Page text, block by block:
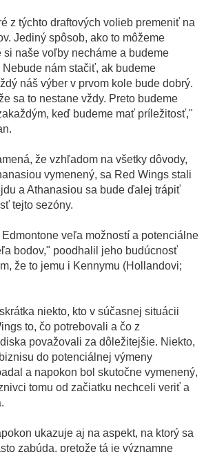
z týchto draftových volieb premeniť na
Jediný spôsob, ako to môžeme
si naše voľby necháme a budeme
nám stačiť, ak budeme
náš výber v prvom kole bude dobrý.
sa to nestane vždy. Preto budeme
keď budeme mať príležitosť,"
že vzhľadom na všetky dôvody,
vymenený, sa Red Wings stali
a Athanasiou sa bude ďalej trápiť
tejto sezóny.
veľa možností a potenciálne
bodov," poodhalil jeho budúcnosť
že to jemu i Kennymu (Hollandovi;
niekto, kto v súčasnej situácii
to, čo potrebovali a čo z
považovali za dôležitejšie. Niekto,
do potenciálnej výmeny
a napokon bol skutočne vymenený,
tomu od začiatku nechceli veriť a
ukazuje aj na aspekt, na ktorý sa
zabúda, pretože tá je významne